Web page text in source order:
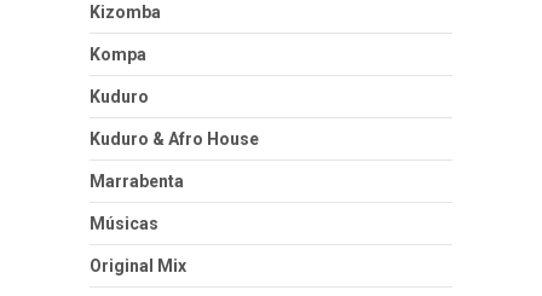
Kizomba
Kompa
Kuduro
Kuduro & Afro House
Marrabenta
Músicas
Original Mix